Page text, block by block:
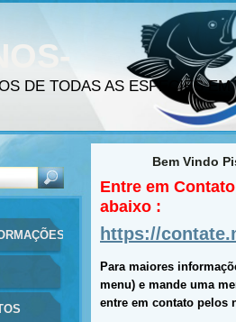
DE TODAS AS ESPECIES
Bem Vindo
Entre em
abaixo :
https://
Para maiores
menu) e mande uma
entre em contato pelos